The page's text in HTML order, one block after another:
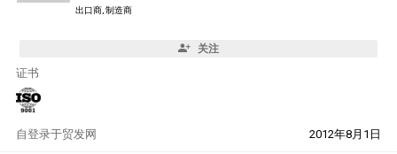
出口商, 制造商
关注
证书
自 2012年8月1日
登录于贸发网